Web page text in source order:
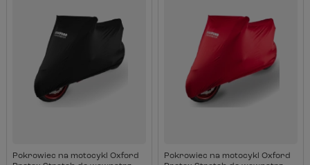
Pokrowiec na motocykl Oxford
Pokrowiec na motocykl Oxford